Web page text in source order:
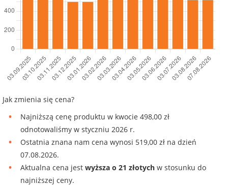
Jak zmienia się cena?
Najniższą cenę produktu w kwocie 498,00 zł
odnotowaliśmy w styczniu 2026 r.
Ostatnia znana nam cena wynosi 519,00 zł na dzień
07.08.2026.
Aktualna cena jest wyższa o 21 złotych w stosunku do
najniższej ceny.